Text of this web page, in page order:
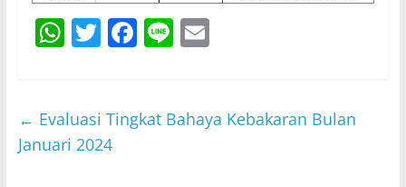
W
s
A
T
er
F
e
Li E
l
← Evaluasi Tingkat Bahaya Kebakaran Bulan
Januari 2024